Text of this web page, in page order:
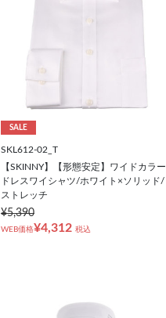
SALE
SKL612-02_T
【SKINNY】【形態安定】ワイドカラー
ドレスワイシャツ/ホワイト×ソリッド/
ストレッチ
¥5,390
WEB価格¥4,312 税込